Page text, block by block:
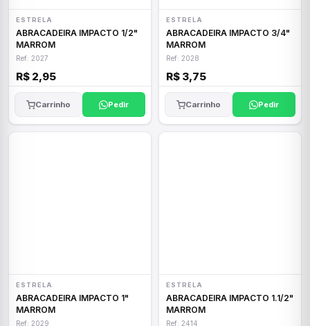
ESTRELA
ABRACADEIRA IMPACTO 1/2"
MARROM
Ref: 2027
R$ 2,95
Carrinho Pedir
ESTRELA
ABRACADEIRA IMPACTO 3/4"
MARROM
Ref: 2028
R$ 3,75
Carrinho Pedir
ESTRELA
ABRACADEIRA IMPACTO 1"
MARROM
Ref: 2029
ESTRELA
ABRACADEIRA IMPACTO 1.1/2"
MARROM
Ref: 2414